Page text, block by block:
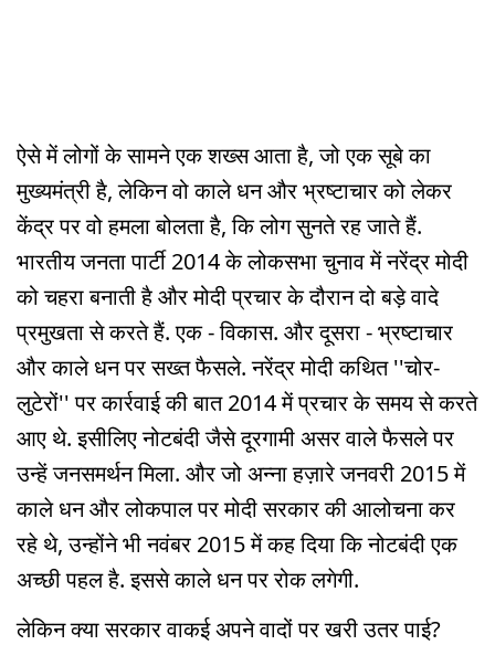
ऐसे में लोगों के सामने एक शख्स आता है, जो एक सूबे का
मुख्यमंत्री है, लेकिन वो काले धन और भ्रष्टाचार को लेकर
केंद्र पर वो हमला बोलता है, कि लोग सुनते रह जाते हैं.
भारतीय जनता पार्टी 2014 के लोकसभा चुनाव में नरेंद्र मोदी
को चहरा बनाती है और मोदी प्रचार के दौरान दो बड़े वादे
प्रमुखता से करते हैं. एक - विकास. और दूसरा - भ्रष्टाचार
और काले धन पर सख्त फैसले. नरेंद्र मोदी कथित ''चोर-
लुटेरों'' पर कार्रवाई की बात 2014 में प्रचार के समय से करते
आए थे. इसीलिए नोटबंदी जैसे दूरगामी असर वाले फैसले पर
उन्हें जनसमर्थन मिला. और जो अन्ना हज़ारे जनवरी 2015 में
काले धन और लोकपाल पर मोदी सरकार की आलोचना कर
रहे थे, उन्होंने भी नवंबर 2015 में कह दिया कि नोटबंदी एक
अच्छी पहल है. इससे काले धन पर रोक लगेगी.
लेकिन क्या सरकार वाकई अपने वादों पर खरी उतर पाई?